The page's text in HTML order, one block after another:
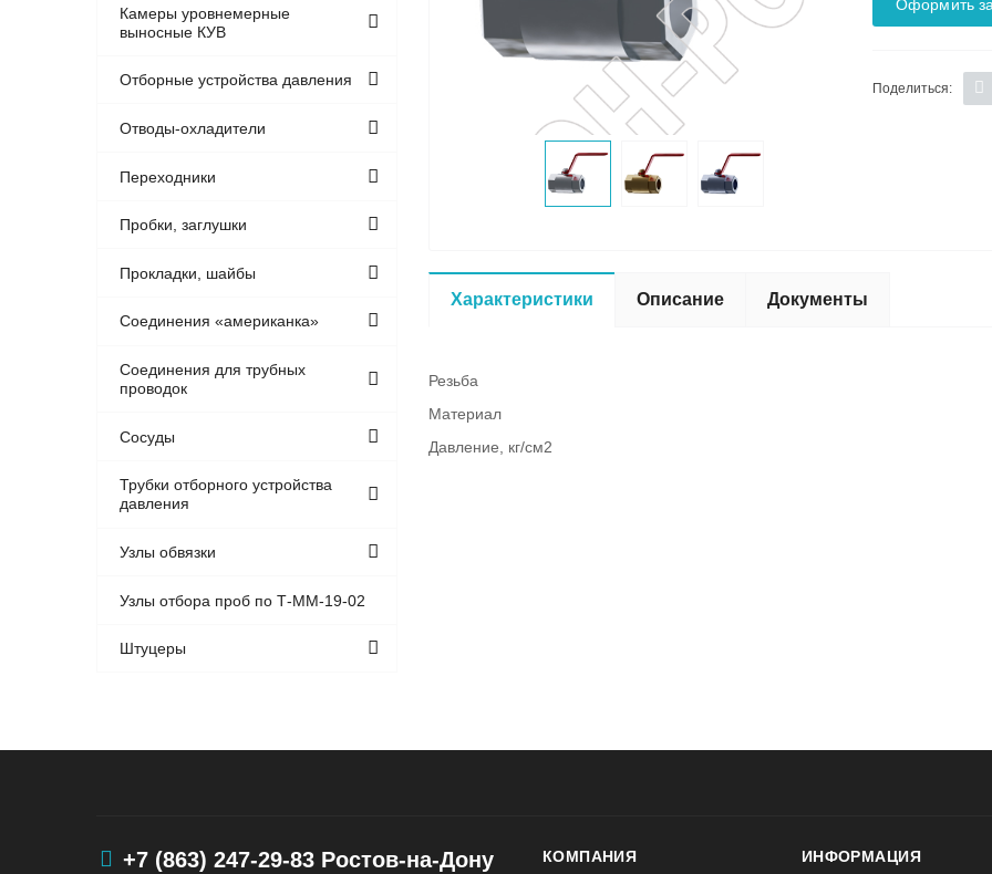
Камеры уровнемерные
выносные КУВ
Отборные устройства давления
Отводы-охладители
Переходники
Пробки, заглушки
Прокладки, шайбы
Соединения «американка»
Соединения для трубных
проводок
Сосуды
Трубки отборного устройства
давления
Узлы обвязки
Узлы отбора проб по Т-ММ-19-02
Штуцеры
Оформить
Поделиться:
Характеристики Описание Документы
Резьба
Материал
Давление, кг/см2
+7 (863) 247-29-83 Ростов-на-Дону
КОМПАНИЯ ИНФОРМАЦИЯ